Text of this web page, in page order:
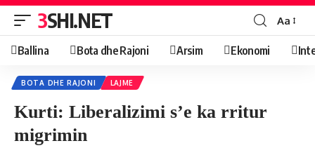
3SHI.NET Aa
Ballina Bota dhe Rajoni Arsim Ekonomi
BOTA DHE RAJONI LAJME
Kurti: Liberalizimi s’e ka rritur
migrimin